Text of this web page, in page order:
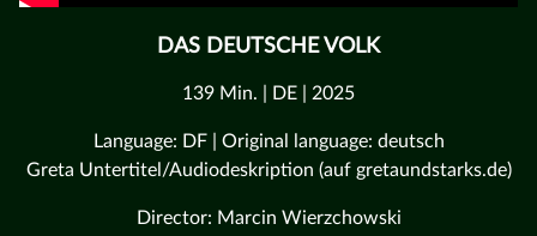
DAS DEUTSCHE VOLK
139 Min. | DE | 2025
Language: DF | Original language: deutsch
Greta Untertitel/Audiodeskription (auf gretaundstarks.de)
Director: Marcin Wierzchowski